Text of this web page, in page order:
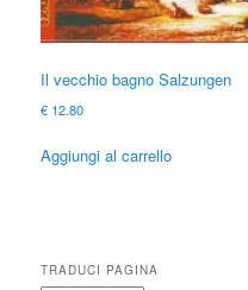
Il vecchio bagno Salzungen
€ 12.80
Aggiungi al carrello
TRADUCI PAGINA